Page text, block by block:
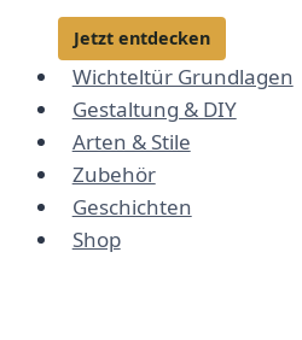
Jetzt entdecken
Wichteltür Grundlagen
Gestaltung & DIY
Arten & Stile
Zubehör
Geschichten
Shop